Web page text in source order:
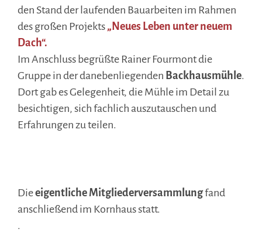
den Stand der laufenden Bauarbeiten im Rahmen
des großen Projekts „Neues Leben unter neuem
Dach“.
Im Anschluss begrüßte Rainer Fourmont die
Gruppe in der danebenliegenden Backhausmühle.
Dort gab es Gelegenheit, die Mühle im Detail zu
besichtigen, sich fachlich auszutauschen und
Erfahrungen zu teilen.
Dieeigentliche Mitgliederversammlungfand
anschließend im Kornhaus statt.
.